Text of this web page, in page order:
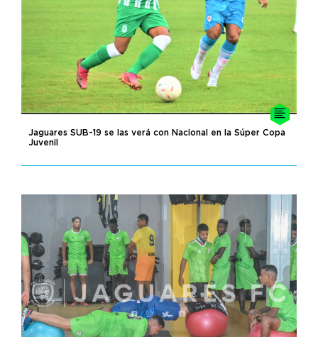
Jaguares SUB-19 se las verá con Nacional en la Súper Copa
Juvenil